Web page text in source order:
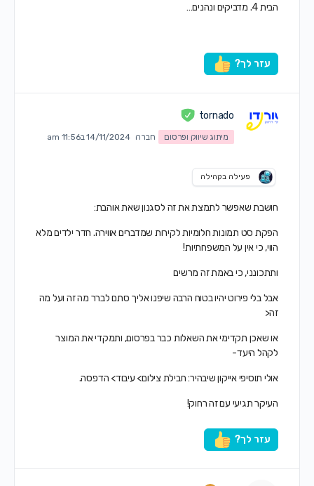
הבית 4. מדביקים ונהנים…
עזר לך?
tornado
מיתוג שיווק ופרסום חברה 14/11/2024 ב11:56 am
פעילה בקהילה
חושבת שאפשר לתמצת את זה לסגנון שאת אוהבת:
הפקת סט תמונות חלומיות לקירות שמדברים אווירה. חדר ילדים מלא
הווי, כי אין על המשפחתיות!
ותתכונני, כי באמת זה מרשים
אבל בלי פירוט יהיו בטוח הרבה שיפנו אליך סתם לברר מה זה ועל מה
זה<
או שאכן תקדימי את השאלות כבר בפרסום, ותמקדי את המוצר
לקהל היעד-
אולי תוסיפי אייקון שיבהיר: חבילת צילום> עיבוד> הדפסה.
העיקר תגיעי עם זה רחוק!
עזר לך?